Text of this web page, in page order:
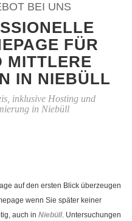
BEI UNS
FÜR
MITTLERE
IN NIEBÜLL
inklusive Hosting und
in Niebüll
auf den ersten Blick überzeugen
wenn Sie später keiner
auch in Niebüll. Untersuchungen